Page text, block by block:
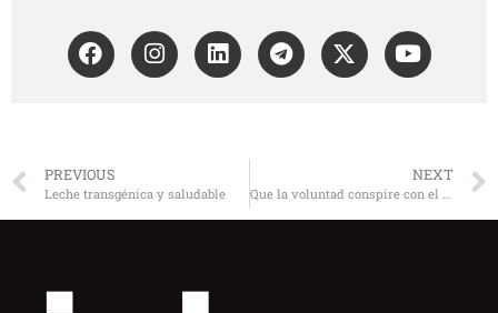
PREVIOUS
Leche transgénica y saludable
NEXT